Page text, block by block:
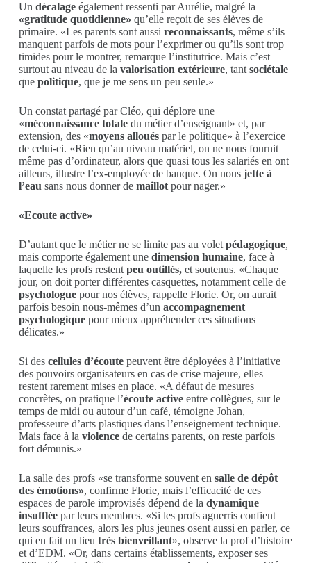
Un décalageégalement ressenti par Aurélie, malgré la
«gratitude quotidienne» qu’elle reçoit de ses élèves de
primaire. «Les parents sont aussi reconnaissants, même s’ils
manquent parfois de mots pour l’exprimer ou qu’ils sont trop
timides pour le montrer, remarque l’institutrice. Mais c’est
surtout au niveau de la valorisation extérieure, tant sociétale
quepolitique, que je me sens un peu seule.»
Un constat partagé par Cléo, qui déplore une
«méconnaissance totale du métier d’enseignant» et, par
extension, des «moyens allouéspar le politique» à l’exercice
de celui-ci. «Rien qu’au niveau matériel, on ne nous fournit
même pas d’ordinateur, alors que quasi tous les salariés en ont
ailleurs, illustre l’ex-employée de banque. On nous jette à
l’eau sans nous donner de maillotpour nager.»
«Ecoute active»
D’autant que le métier ne se limite pas au volet pédagogique,
mais comporte également une dimension humaine, face à
laquelle les profs restent peu outillés, et soutenus. «Chaque
jour, on doit porter différentes casquettes, notamment celle de
psychologue pour nos élèves, rappelle Florie. Or, on aurait
parfois besoin nous-mêmes d’un accompagnement
psychologiquepour mieux appréhender ces situations
délicates.»
Si des cellules d’écoutepeuvent être déployées à l’initiative
des pouvoirs organisateurs en cas de crise majeure, elles
restent rarement mises en place. «A défaut de mesures
concrètes, on pratique l’écoute active entre collègues, sur le
temps de midi ou autour d’un café, témoigne Johan,
professeure d’arts plastiques dans l’enseignement technique.
Mais face à la violencede certains parents, on reste parfois
fort démunis.»
La salle des profs «se transforme souvent en salle de dépôt
des émotions», confirme Florie, mais l’efficacité de ces
espaces de parole improvisés dépend de la dynamique
insuffléepar leurs membres. «Si les profs aguerris confient
leurs souffrances, alors les plus jeunes osent aussi en parler, ce
qui en fait un lieu très bienveillant», observe la prof d’histoire
et d’EDM. «Or, dans certains établissements, exposer ses